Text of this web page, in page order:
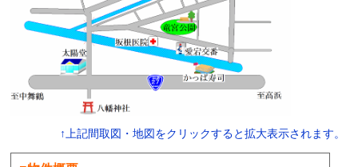
↑上記間取図・地図をクリックすると拡大表示されます。